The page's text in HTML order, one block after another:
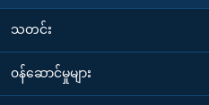
သတင်း
၀န်ဆောင်မှုများ